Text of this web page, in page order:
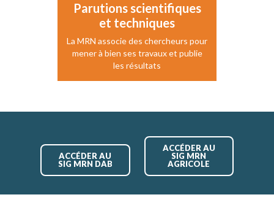
Parutions scientifiques
et techniques
La MRN associe des chercheurs pour
mener à bien ses travaux et publie
les résultats
ACCÉDER AU
SIG MRN DAB
ACCÉDER AU
SIG MRN
AGRICOLE